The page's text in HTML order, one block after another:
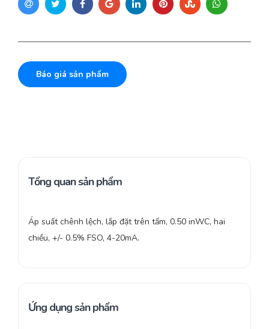
Báo giá sản phẩm
Tổng quan sản phẩm
Áp suất chênh lệch, lắp đặt trên tấm, 0.50 inWC, hai
chiều, +/- 0.5% FSO, 4-20mA.
Ứng dụng sản phẩm